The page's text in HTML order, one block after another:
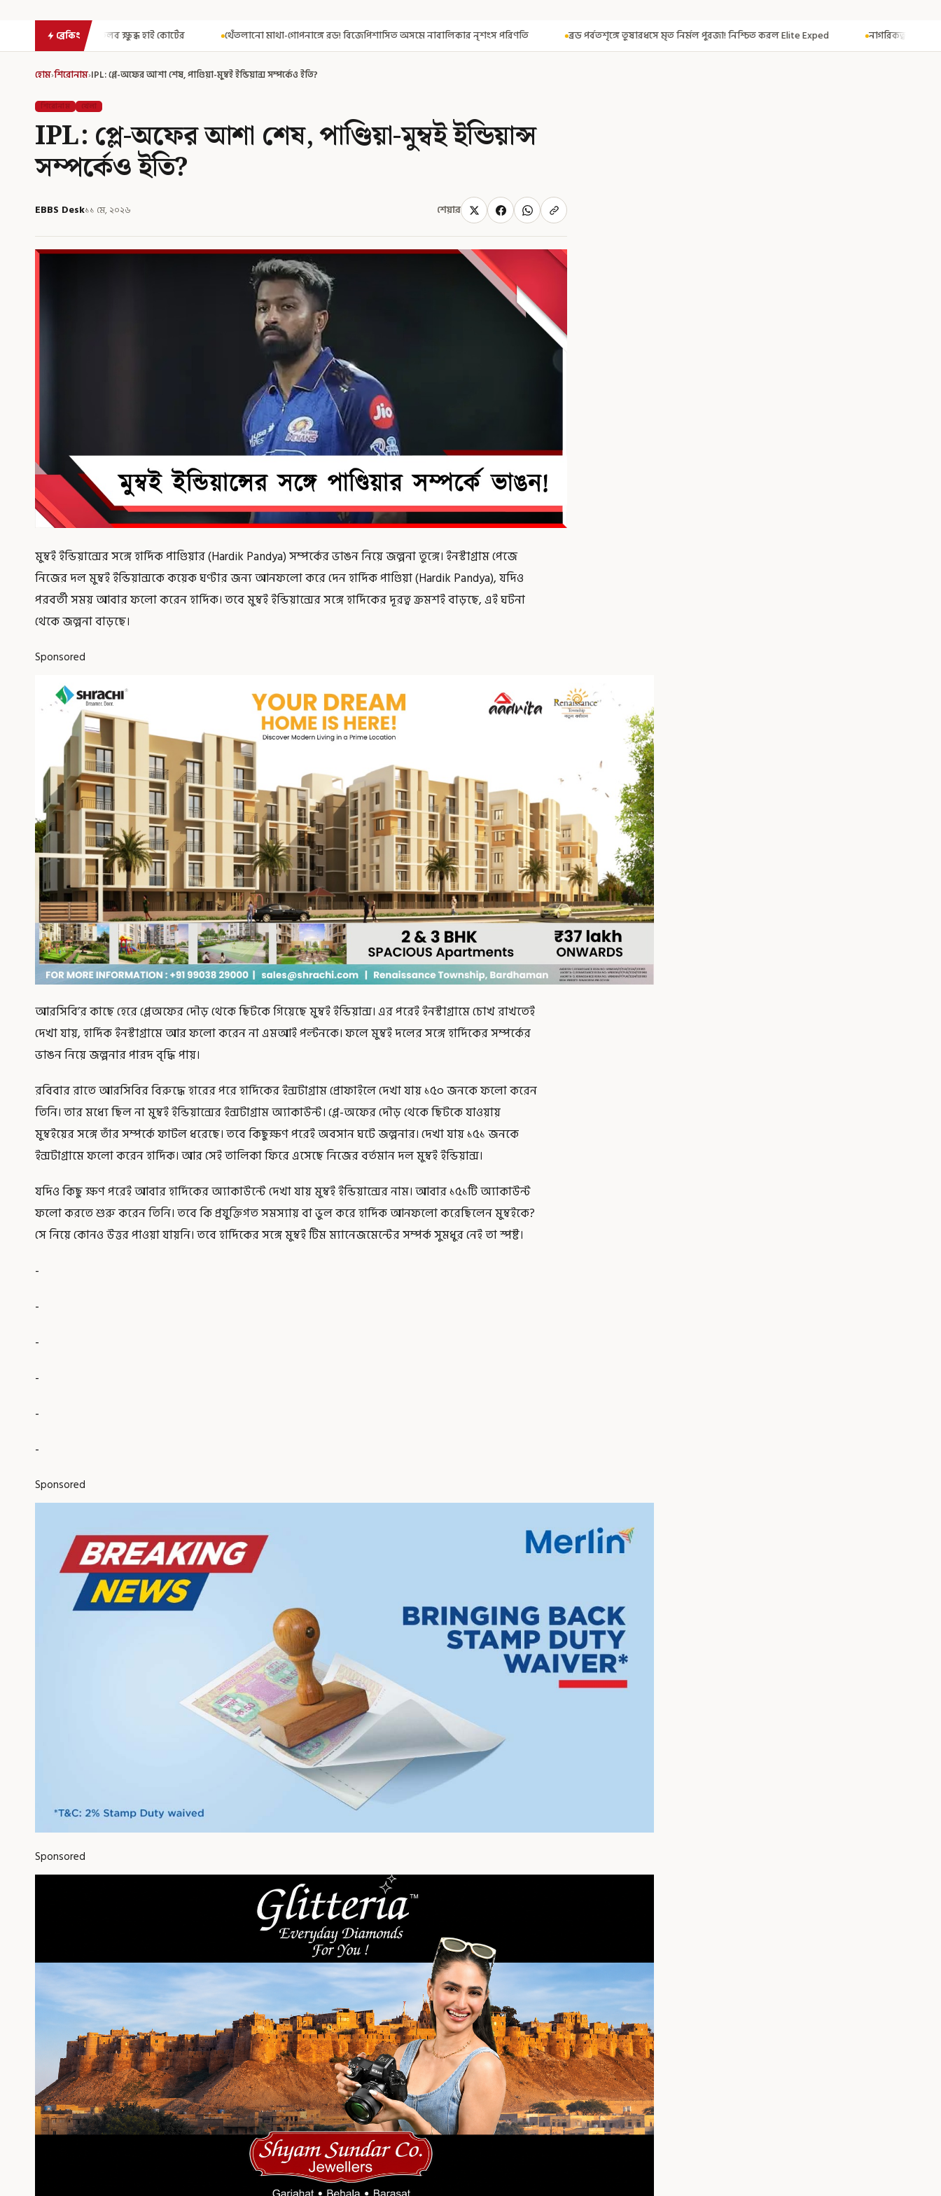
ব্রেকিং
হাই কোর্টের থেঁতলানো মাথা-গোপনাঙ্গে রড! বিজেপিশাসিত অসমে নাবালিকার নৃশংস পরিণতি ব্রড পর্বতশৃঙ্গে তুষারধসে মৃত নির্মল পুরজা! নিশ্চিত করল Elite Exped নাগরিকত্ব দিতেই CAA! ৩০০ মতুয়াকে নাগরিকত্বের
হোম›শিরোনাম›IPL: প্লে-অফের আশা শেষ, পাণ্ডিয়া-মুম্বই ইন্ডিয়ান্স সম্পর্কেও ইতি?
শিরোনাম খেলা
IPL: প্লে-অফের আশা শেষ, পাণ্ডিয়া-মুম্বই ইন্ডিয়ান্স
সম্পর্কেও ইতি?
EBBS Desk১১ মে, ২০২৬ শেয়ার
মুম্বই ইন্ডিয়ান্সের সঙ্গে হার্দিক পাণ্ডিয়ার (Hardik Pandya) সম্পর্কের ভাঙন নিয়ে জল্পনা তুঙ্গে। ইনস্টাগ্রাম পেজে
নিজের দল মুম্বই ইন্ডিয়ান্সকে কয়েক ঘণ্টার জন্য আনফলো করে দেন হার্দিক পাণ্ডিয়া (Hardik Pandya), যদিও
পরবর্তী সময় আবার ফলো করেন হার্দিক। তবে মুম্বই ইন্ডিয়ান্সের সঙ্গে হার্দিকের দূরত্ব ক্রমশই বাড়ছে, এই ঘটনা
থেকে জল্পনা বাড়ছে।
Sponsored
আরসিবি’র কাছে হেরে প্লেঅফের দৌড় থেকে ছিটকে গিয়েছে মুম্বই ইন্ডিয়ান্স। এর পরেই ইনস্টাগ্রামে চোখ রাখতেই
দেখা যায়, হার্দিক ইনস্টাগ্রামে আর ফলো করেন না এমআই পল্টনকে। ফলে মুম্বই দলের সঙ্গে হার্দিকের সম্পর্কের
ভাঙন নিয়ে জল্পনার পারদ বৃদ্ধি পায়।
রবিবার রাতে আরসিবির বিরুদ্ধে হারের পরে হার্দিকের ইন্সটাগ্রাম প্রোফাইলে দেখা যায় ১৫০ জনকে ফলো করেন
তিনি। তার মধ্যে ছিল না মুম্বই ইন্ডিয়ান্সের ইন্সটাগ্রাম অ্যাকাউন্ট। প্লে-অফের দৌড় থেকে ছিটকে যাওয়ায়
মুম্বইয়ের সঙ্গে তাঁর সম্পর্কে ফাটল ধরেছে। তবে কিছুক্ষণ পরেই অবসান ঘটে জল্পনার। দেখা যায় ১৫১ জনকে
ইন্সটাগ্রামে ফলো করেন হার্দিক। আর সেই তালিকা ফিরে এসেছে নিজের বর্তমান দল মুম্বই ইন্ডিয়ান্স।
যদিও কিছু ক্ষণ পরেই আবার হার্দিকের অ্যাকাউন্টে দেখা যায় মুম্বই ইন্ডিয়ান্সের নাম। আবার ১৫১টি অ্যাকাউন্ট
ফলো করতে শুরু করেন তিনি। তবে কি প্রযুক্তিগত সমস্যায় বা ভুল করে হার্দিক আনফলো করেছিলেন মুম্বইকে?
সে নিয়ে কোনও উত্তর পাওয়া যায়নি। তবে হার্দিকের সঙ্গে মুম্বই টিম ম্যানেজমেন্টের সম্পর্ক সুমধুর নেই তা স্পষ্ট।
-
-
-
-
-
-
Sponsored
Sponsored